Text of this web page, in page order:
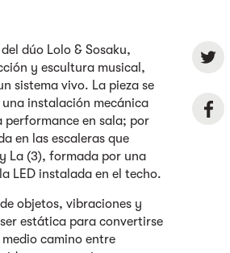
dúo Lolo & Sosaku,
y escultura musical,
sistema vivo. La pieza se
instalación mecánica
performance en sala; por
en las escaleras que
La (3), formada por una
LED instalada en el techo.
objetos, vibraciones y
estática para convertirse
camino entre